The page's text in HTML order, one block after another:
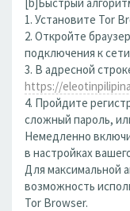
1. Установите Tor
2. Откройте
подключения к
3. В адресной
https://
4. Пройдите
сложный пароль,
Немедленно
в настройках
Для максимальной
возможность
Tor Browser.